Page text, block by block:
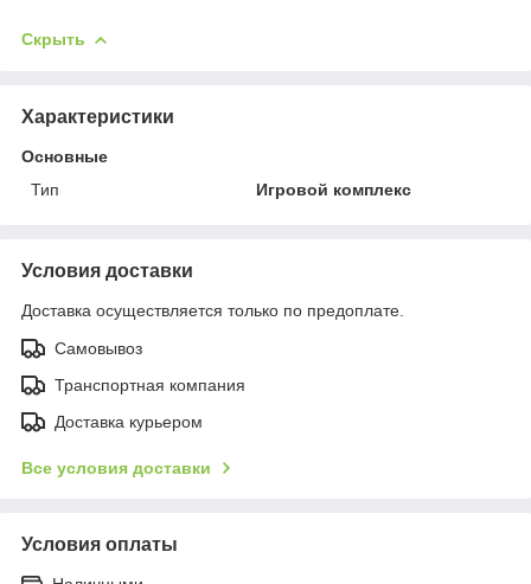
Скрыть
Характеристики
Основные
Тип
Игровой комплекс
Условия доставки
Доставка осуществляется только по предоплате.
Самовывоз
Транспортная компания
Доставка курьером
Все условия доставки
Условия оплаты